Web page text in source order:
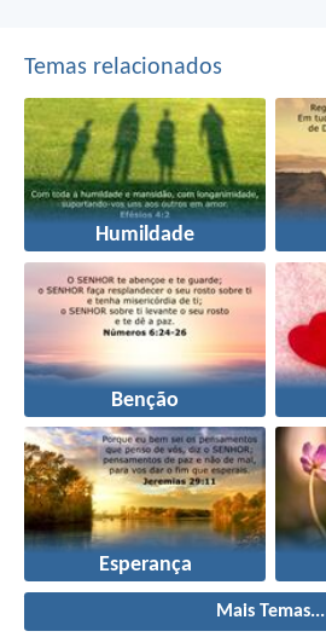
Temas relacionados
Humildade
Benção
Esperança
Mais Temas...